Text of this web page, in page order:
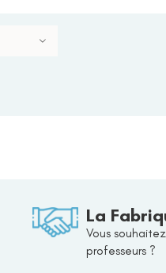
La
Vous
professeurs ?